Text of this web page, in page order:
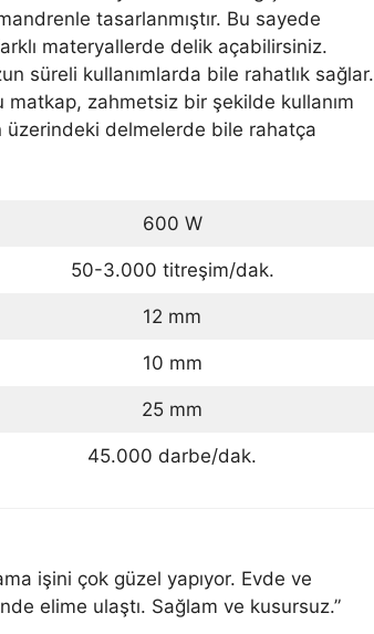
tasarlanmıştır. Bu sayede
materyallerde delik açabilirsiniz.
süreli kullanımlarda bile rahatlık sağlar.
matkap, zahmetsiz bir şekilde kullanım
üzerindeki delmelerde bile rahatça
600 W
50-3.000 titreşim/dak.
12 mm
10 mm
25 mm
45.000 darbe/dak.
işini çok güzel yapıyor. Evde ve
elime ulaştı. Sağlam ve kusursuz.”